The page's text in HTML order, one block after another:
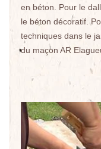
en béton. Pour le
le béton décoratif.
techniques dans le
du maçon AR